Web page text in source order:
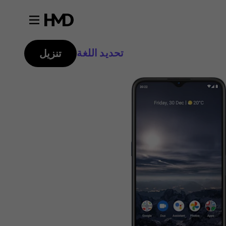
تحديد اللغة تنزيل